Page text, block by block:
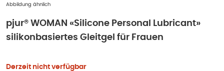
Abbildung ähnlich
pjur® WOMAN «Silicone Personal Lubricant»
silikonbasiertes Gleitgel für Frauen
Derzeit nicht verfügbar